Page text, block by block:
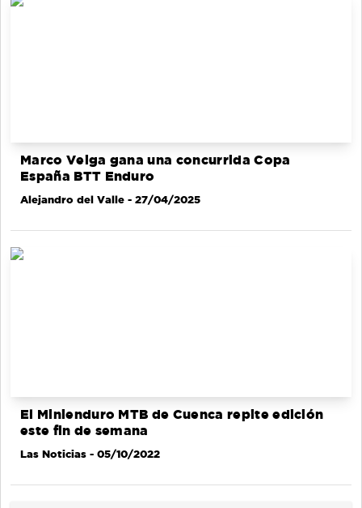
Marco Veiga gana una concurrida Copa
España BTT Enduro
Alejandro del Valle - 27/04/2025
El Minienduro MTB de Cuenca repite edición
este fin de semana
Las Noticias - 05/10/2022